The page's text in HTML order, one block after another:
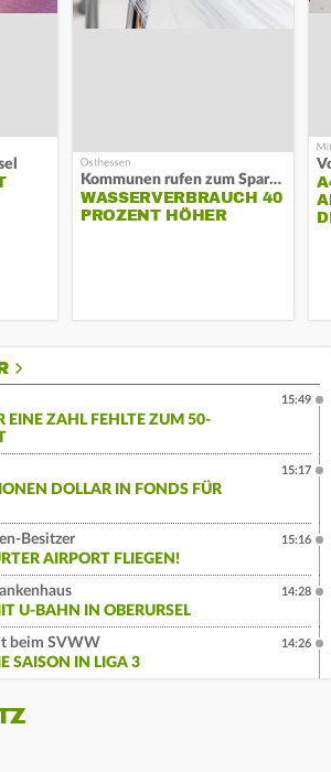
Kommunen rufen zum Sparen auf
WASSERVERBRAUCH 40
PROZENT HÖHER
EINE ZAHL FEHLTE ZUM 50-
15:49
DOLLAR IN FONDS FÜR
15:17
Besitzer
AIRPORT FLIEGEN!
15:16
U-BAHN IN OBERURSEL
14:28
beim SVWW
SAISON IN LIGA 3
14:26